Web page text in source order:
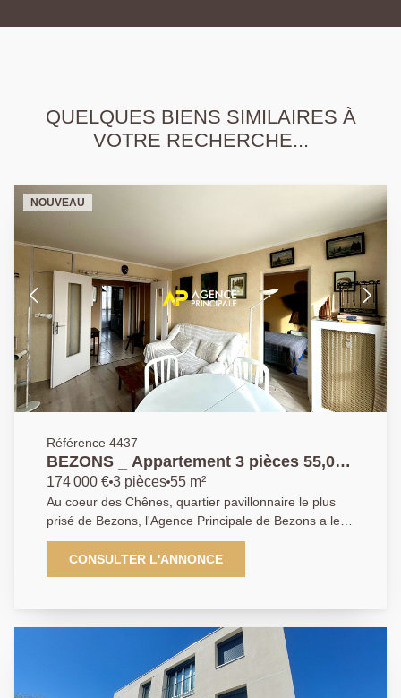
QUELQUES BIENS SIMILAIRES À
VOTRE RECHERCHE...
NOUVEAU
Référence 4437
BEZONS _ Appartement 3 pièces 55,02
m2
174 000 € 3 pièces 55 m²
Au coeur des Chênes, quartier pavillonnaire le plus
prisé de Bezons, l'Agence Principale de Bezons a le
plaisir de vous présenter ce spacieux appartement à
douze minutes à pied de Tramway T2 pour vos
déplacements sur la Défense en onze minutes et à
chambres d'environ 55,02 m2 proposant : une entrée,
un séjour, une cuisine, un couloir, deux chambres,
une salle de bain, un wc indépendant. Une cave et un
box viennent compléter ce bien. Vous serez séduit par
la luminosité - exposition Sud-Ouest -, ainsi que sa
CONSULTER L'ANNONCE